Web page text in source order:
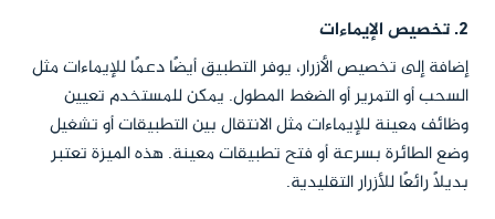
2. تخصيص الإيماءات
إضافة إلى تخصيص الأزرار، يوفر التطبيق أيضًا دعمًا للإيماءات مثل
السحب أو التمرير أو الضغط المطول. يمكن للمستخدم تعيين
وظائف معينة للإيماءات مثل الانتقال بين التطبيقات أو تشغيل
وضع الطائرة بسرعة أو فتح تطبيقات معينة. هذه الميزة تعتبر
بديلاً رائعًا للأزرار التقليدية.